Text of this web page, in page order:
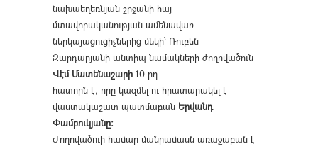
նախաեղեռնյան շրջանի հայ
մտավորականության ամենավառ
ներկայացուցիչներից մեկի՝ Ռուբեն
Զարդարյանի անտիպ նամակների ժողովածուն
Վէմ Մատենաշարի 10-րդ
հատորն է, որը կազմել ու հրատարակել է
վաստակաշատ պատմաբան Երվանդ
Փամբուկյանը։
Ժողովածուի համար մանրամասն առաջաբան է